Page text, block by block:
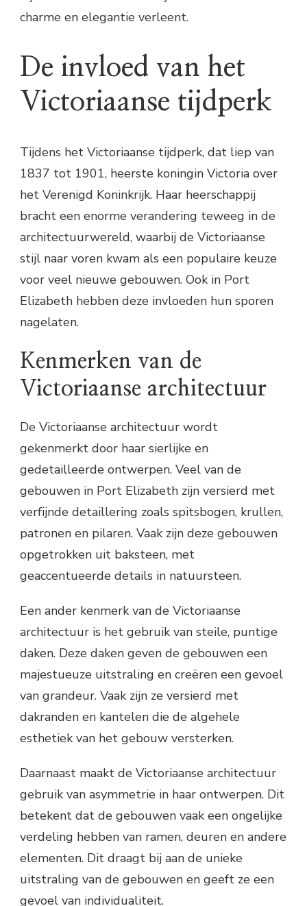
charme en elegantie verleent.
De invloed van het
Victoriaanse tijdperk
Tijdens het Victoriaanse tijdperk, dat liep van
1837 tot 1901, heerste koningin Victoria over
het Verenigd Koninkrijk. Haar heerschappij
bracht een enorme verandering teweeg in de
architectuurwereld, waarbij de Victoriaanse
stijl naar voren kwam als een populaire keuze
voor veel nieuwe gebouwen. Ook in Port
Elizabeth hebben deze invloeden hun sporen
nagelaten.
Kenmerken van de
Victoriaanse architectuur
De Victoriaanse architectuur wordt
gekenmerkt door haar sierlijke en
gedetailleerde ontwerpen. Veel van de
gebouwen in Port Elizabeth zijn versierd met
verfijnde detaillering zoals spitsbogen, krullen,
patronen en pilaren. Vaak zijn deze gebouwen
opgetrokken uit baksteen, met
geaccentueerde details in natuursteen.
Een ander kenmerk van de Victoriaanse
architectuur is het gebruik van steile, puntige
daken. Deze daken geven de gebouwen een
majestueuze uitstraling en creëren een gevoel
van grandeur. Vaak zijn ze versierd met
dakranden en kantelen die de algehele
esthetiek van het gebouw versterken.
Daarnaast maakt de Victoriaanse architectuur
gebruik van asymmetrie in haar ontwerpen. Dit
betekent dat de gebouwen vaak een ongelijke
verdeling hebben van ramen, deuren en andere
elementen. Dit draagt bij aan de unieke
uitstraling van de gebouwen en geeft ze een
gevoel van individualiteit.